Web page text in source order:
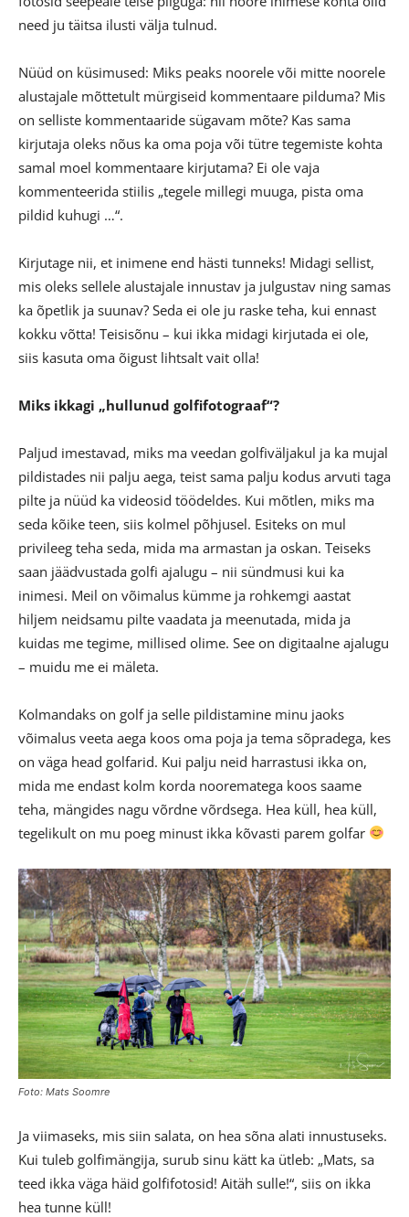
need ju täitsa ilusti välja tulnud.
Nüüd on küsimused: Miks peaks noorele või mitte noorele
alustajale mõttetult mürgiseid kommentaare pilduma? Mis
on selliste kommentaaride sügavam mõte? Kas sama
kirjutaja oleks nõus ka oma poja või tütre tegemiste kohta
samal moel kommentaare kirjutama? Ei ole vaja
kommenteerida stiilis „tegele millegi muuga, pista oma
pildid kuhugi …“.
Kirjutage nii, et inimene end hästi tunneks! Midagi sellist,
mis oleks sellele alustajale innustav ja julgustav ning samas
ka õpetlik ja suunav? Seda ei ole ju raske teha, kui ennast
kokku võtta! Teisisõnu – kui ikka midagi kirjutada ei ole,
siis kasuta oma õigust lihtsalt vait olla!
Miks ikkagi „hullunud golfifotograaf“?
Paljud imestavad, miks ma veedan golfiväljakul ja ka mujal
pildistades nii palju aega, teist sama palju kodus arvuti taga
pilte ja nüüd ka videosid töödeldes. Kui mõtlen, miks ma
seda kõike teen, siis kolmel põhjusel. Esiteks on mul
privileeg teha seda, mida ma armastan ja oskan. Teiseks
saan jäädvustada golfi ajalugu – nii sündmusi kui ka
inimesi. Meil on võimalus kümme ja rohkemgi aastat
hiljem neidsamu pilte vaadata ja meenutada, mida ja
kuidas me tegime, millised olime. See on digitaalne ajalugu
– muidu me ei mäleta.
Kolmandaks on golf ja selle pildistamine minu jaoks
võimalus veeta aega koos oma poja ja tema sõpradega, kes
on väga head golfarid. Kui palju neid harrastusi ikka on,
mida me endast kolm korda noorematega koos saame
teha, mängides nagu võrdne võrdsega. Hea küll, hea küll,
tegelikult on mu poeg minust ikka kõvasti parem golfar
Foto: Mats Soomre
Ja viimaseks, mis siin salata, on hea sõna alati innustuseks.
Kui tuleb golfimängija, surub sinu kätt ka ütleb: „Mats, sa
teed ikka väga häid golfifotosid! Aitäh sulle!“, siis on ikka
hea tunne küll!